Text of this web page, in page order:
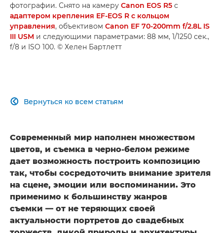
фотографии. Снято на камеру Canon EOS R5 с
адаптером крепления EF-EOS R с кольцом
управления, объективом Canon EF 70-200mm f/2.8L IS
III USM и следующими параметрами: 88 мм, 1/1250 сек.,
f/8 и ISO 100. © Хелен Бартлетт
Вернуться ко всем статьям

Современный мир наполнен множеством
цветов, и съемка в черно-белом режиме
дает возможность построить композицию
так, чтобы сосредоточить внимание зрителя
на сцене, эмоции или воспоминании. Это
применимо к большинству жанров
съемки — от не теряющих своей
актуальности портретов до свадебных